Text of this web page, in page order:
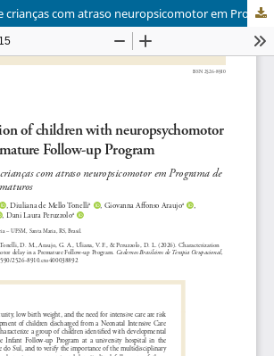
Caracterização de crianças com atraso neuropsicomotor em Programa de Seguimento de Prematuros